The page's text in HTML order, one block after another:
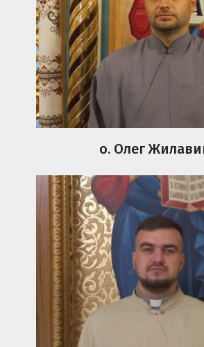
о. Олег Жилавий